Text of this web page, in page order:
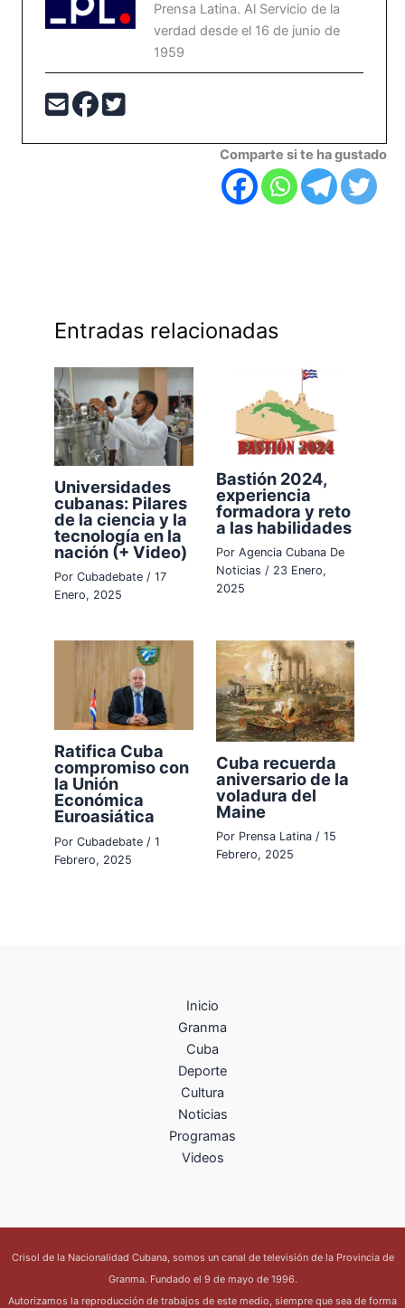
Prensa Latina. Al Servicio de la
verdad desde el 16 de junio de
1959
Comparte si te ha gustado
Entradas relacionadas
Universidades
cubanas: Pilares
de la ciencia y la
tecnología en la
nación (+ Video)
PorCubadebate/17
Enero, 2025
Bastión 2024,
experiencia
formadora y reto
a las habilidades
Por Agencia Cubana De
Noticias / 23 Enero,
2025
Ratifica Cuba
compromiso con
la Unión
Económica
Euroasiática
PorCubadebate /1
Febrero, 2025
Cuba recuerda
aniversario de la
voladura del
Maine
Por Prensa Latina / 15
Febrero, 2025
Inicio
Granma
Cuba
Deporte
Cultura
Noticias
Programas
Videos
Crisol de la Nacionalidad Cubana, somos un canal de televisión de la Provincia de
Granma. Fundado el 9 de mayo de 1996.
Autorizamos la reproducción de trabajos de este medio, siempre que sea de forma